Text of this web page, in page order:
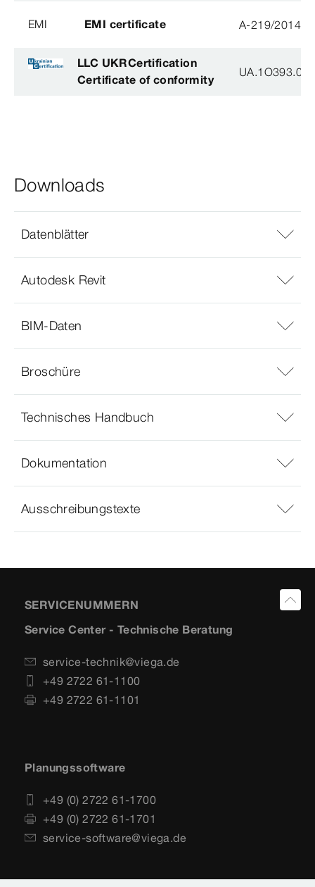
EMI EMI certificate A-219/2014
LLC UKRCertification
Certificate of conformity
Downloads
Datenblätter
Autodesk Revit
BIM-Daten
Broschüre
Technisches Handbuch
Dokumentation
Ausschreibungstexte
SERVICENUMMERN
Service Center - Technische Beratung
service-technik@viega.de
+49 2722 61-1100
+49 2722 61-1101
Planungssoftware
+49 (0) 2722 61-1700
+49 (0) 2722 61-1701
service-software@viega.de